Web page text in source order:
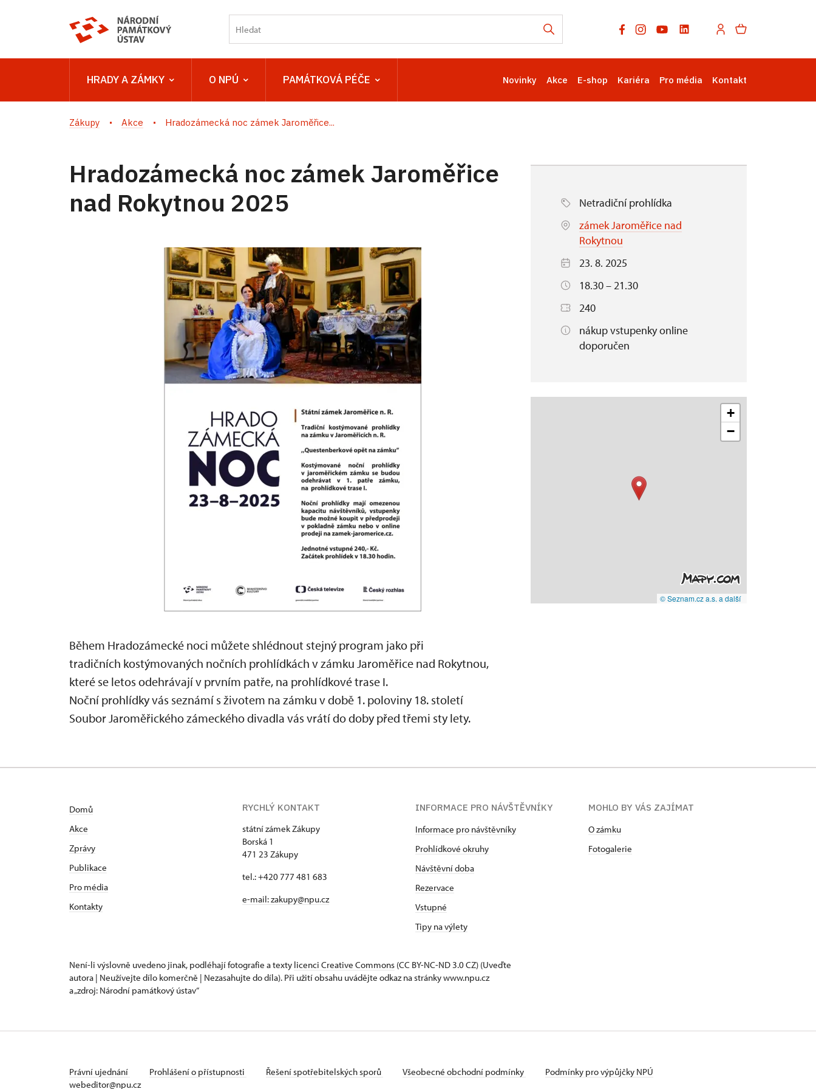
HRADY A ZÁMKY O NPÚ PAMÁTKOVÁ PÉČE Novinky Akce E-shop Kariéra Pro média Kontakt
Zákupy Akce Hradozámecká noc zámek Jaroměřice...
Hradozámecká noc zámek Jaroměřice
nad Rokytnou 2025
Během Hradozámecké noci můžete shlédnout stejný program jako při
tradičních kostýmovaných nočních prohlídkách v zámku Jaroměřice nad Rokytnou,
které se letos odehrávají v prvním patře, na prohlídkové trase I.
Noční prohlídky vás seznámí s životem na zámku v době 1. poloviny 18. století
Soubor Jaroměřického zámeckého divadla vás vrátí do doby před třemi sty lety.
Netradiční prohlídka
zámek Jaroměřice nad
Rokytnou
23. 8. 2025
18.30 – 21.30
240
nákup vstupenky online
doporučen
+
−
© Seznam.cz a.s. a další
Domů
Akce
Zprávy
Publikace
Pro média
Kontakty
RYCHLÝ KONTAKT
státní zámek Zákupy
Borská 1
471 23 Zákupy
tel.: +420 777 481 683
e-mail: zakupy@npu.cz
INFORMACE PRO NÁVŠTĚVNÍKY
Informace pro návštěvníky
Prohlídkové okruhy
Návštěvní doba
Rezervace
Vstupné
Tipy na výlety
MOHLO BY VÁS ZAJÍMAT
O zámku
Fotogalerie
Není-li výslovně uvedeno jinak, podléhají fotografie a texty licenci Creative Commons (CC BY-NC-ND 3.0 CZ) (Uveďte
autora | Neužívejte dílo komerčně | Nezasahujte do díla). Při užití obsahu uvádějte odkaz na stránky www.npu.cz
a „zdroj: Národní památkový ústav“
Právní ujednání Prohlášení o přístupnosti Řešení spotřebitelských sporů Všeobecné obchodní podmínky
Podmínky pro výpůjčky NPÚ
webeditor@npu.cz